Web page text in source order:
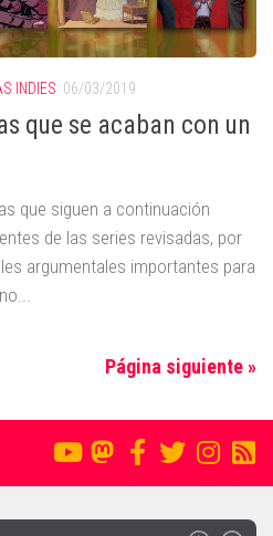
INDIES 06/03/2019
que se acaban con un
que siguen a continuación
de las series revisadas, por
argumentales importantes para
Página siguiente »